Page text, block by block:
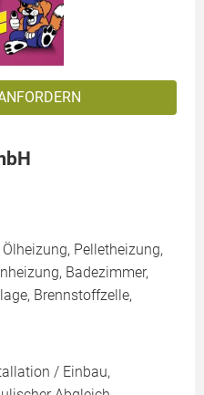
Pelletheizung,
Badezimmer,
Brennstoffzelle,
/ Einbau,